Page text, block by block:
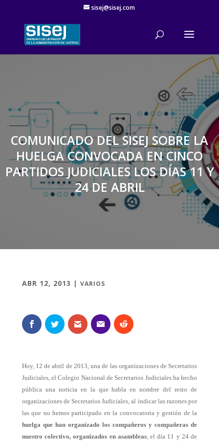
sisej@sisej.com
'
COMUNICADO DEL SISEJ SOBRE LA
HUELGA CONVOCADA EN CINCO
PARTIDOS JUDICIALES LOS DÍAS 11 Y
24 DE ABRIL
ABR 12, 2013 | VARIOS
Hoy, 12 de abril de 2013, una de las organizaciones de Secretarios
Judiciales, el Colegio Nacional de Secretarios Judiciales ha hecho
pública una noticia en la que habla en nombre del resto de
organizaciones de Secretarios Judiciales, al indicar las razones por
las que no hemos participado en la convocatoria y gestión de la
huelga que han organizado los compañeros y compañeras de
nuestro colectivo, organizados en asambleas, el día 11 y 24 de